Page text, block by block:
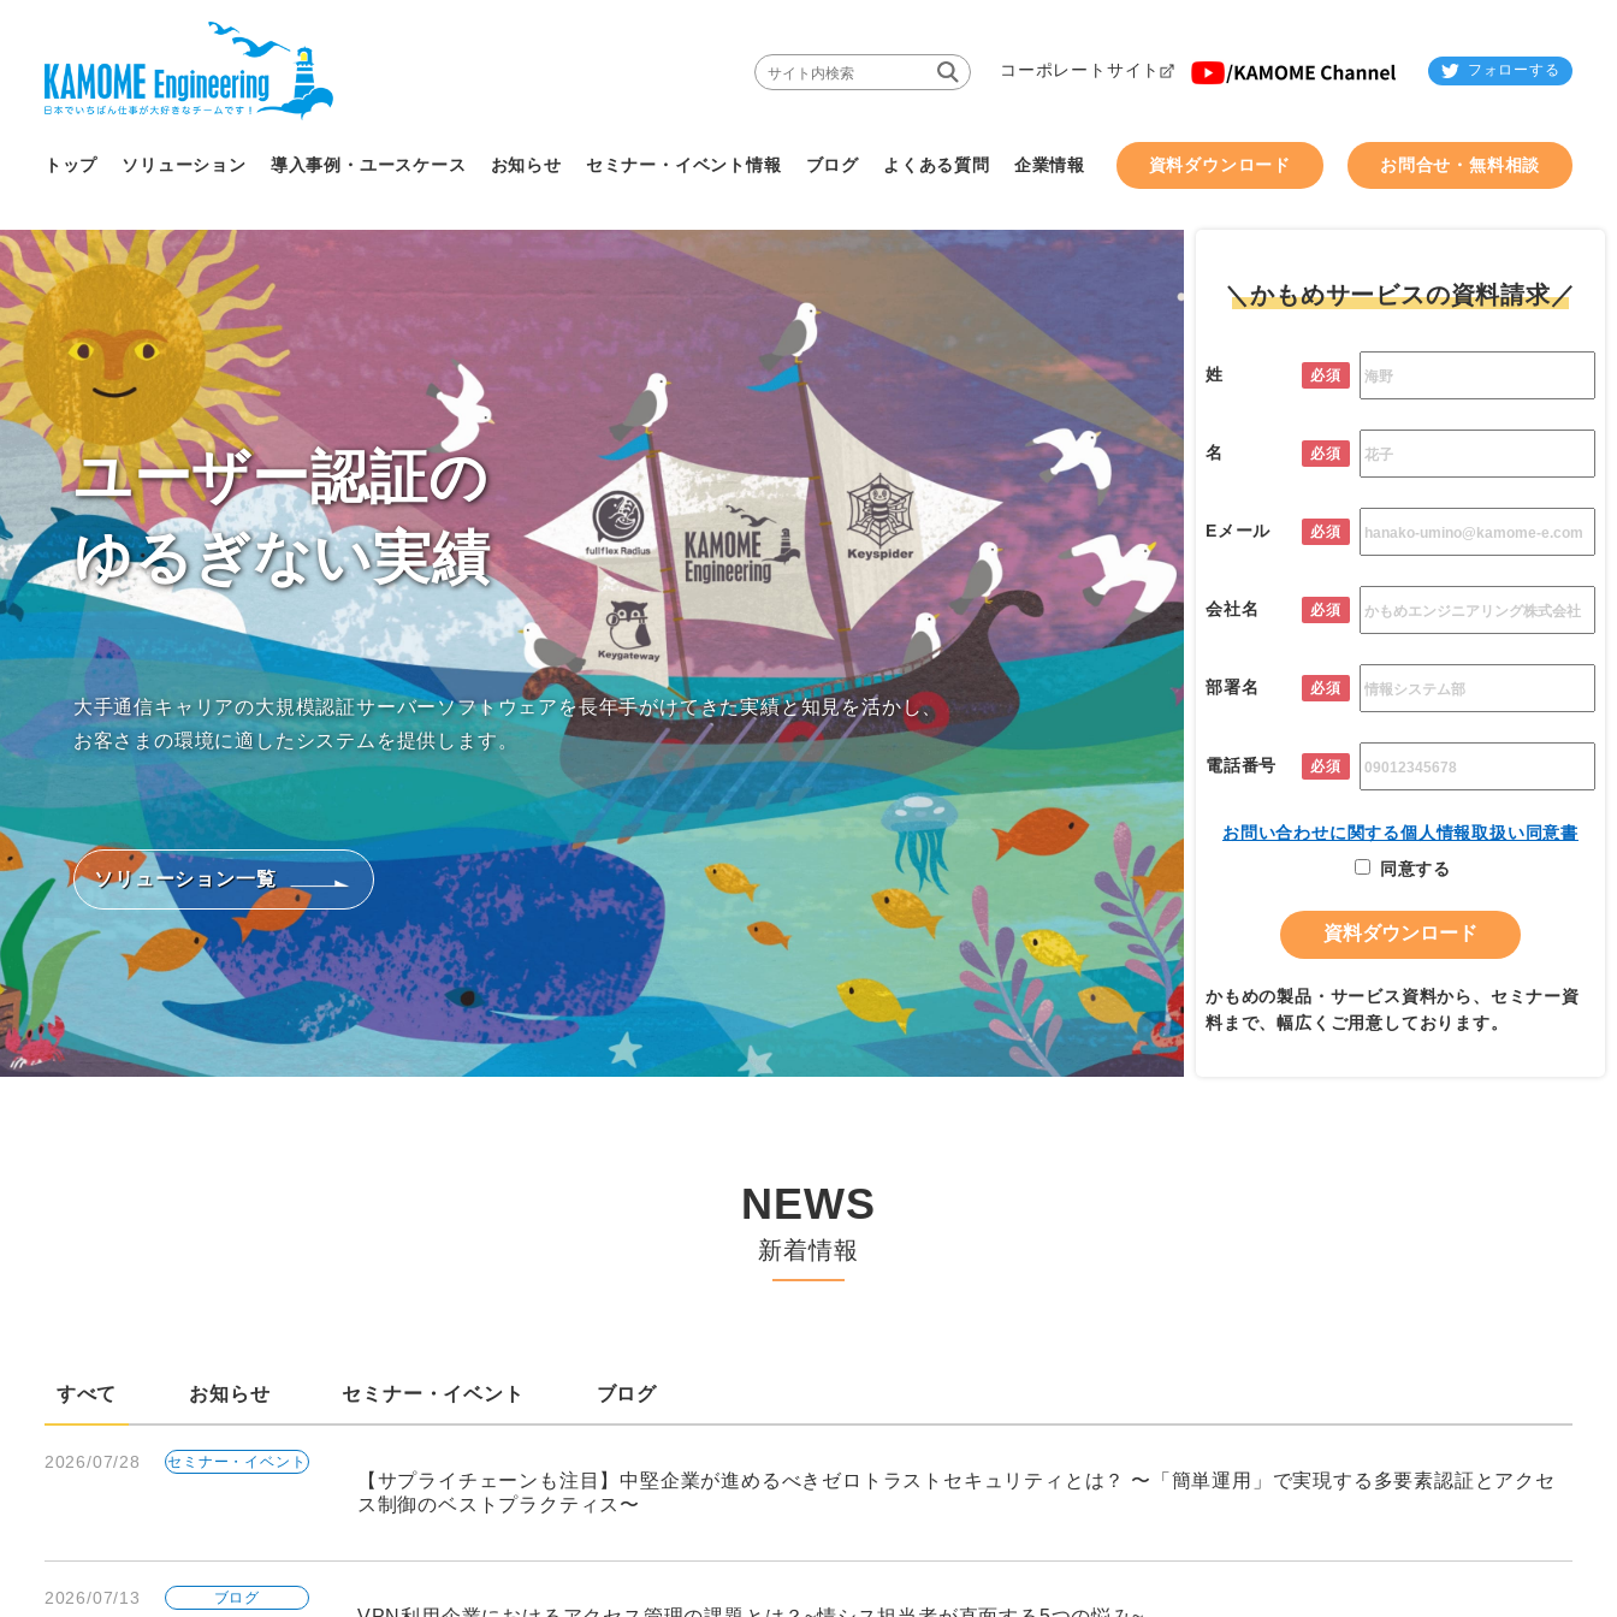
コーポレートサイト フォローする
トップ ソリューション 導入事例・ユースケース お知らせ セミナー・イベント情報 ブログ よくある質問 企業情報 資料ダウンロード お問合せ・無料相談
ユーザー認証の
ゆるぎない実績
大手通信キャリアの大規模認証サーバーソフトウェアを長年手がけてきた実績と知見を活かし、
お客さまの環境に適したシステムを提供します。
ソリューション一覧
＼かもめサービスの資料請求／
姓 必須
名 必須
Eメール 必須
会社名 必須
部署名 必須
電話番号 必須
お問い合わせに関する個人情報取扱い同意書
同意する
かもめの製品・サービス資料から、セミナー資
料まで、幅広くご用意しております。
NEWS
新着情報
すべて お知らせ セミナー・イベント ブログ
2026/07/28 セミナー・イベント
【サプライチェーンも注目】中堅企業が進めるべきゼロトラストセキュリティとは？ 〜「簡単運用」で実現する多要素認証とアクセ
ス制御のベストプラクティス〜
2026/07/13 ブログ